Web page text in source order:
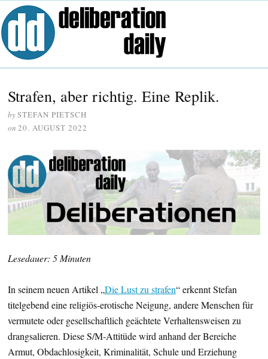
Strafen, aber richtig. Eine Replik.
bySTEFAN PIETSCH
on 20. AUGUST 2022
Lesedauer: 5 Minuten
In seinem neuen Artikel „Die Lust zu strafen“ erkennt Stefan
titelgebend eine religiös-erotische Neigung, andere Menschen für
vermutete oder gesellschaftlich geächtete Verhaltensweisen zu
drangsalieren. Diese S/M-Attitüde wird anhand der Bereiche
Armut, Obdachlosigkeit, Kriminalität, Schule und Erziehung